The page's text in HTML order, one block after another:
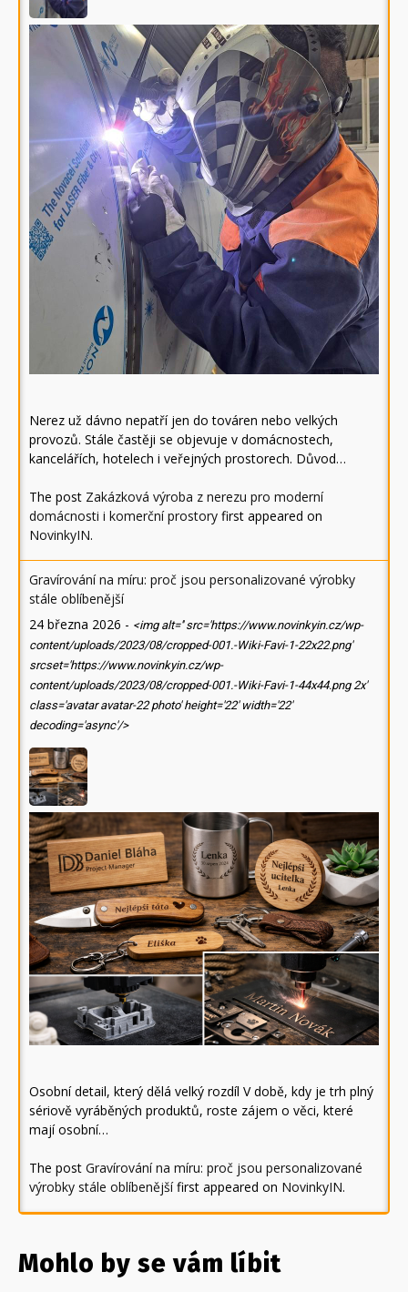
Nerez už dávno nepatří jen do továren nebo velkých
provozů. Stále častěji se objevuje v domácnostech,
kancelářích, hotelech i veřejných prostorech. Důvod…
The post Zakázková výroba z nerezu pro moderní
domácnosti i komerční prostory first appeared on
NovinkyIN.
Gravírování na míru: proč jsou personalizované výrobky
stále oblíbenější
24 března 2026 - <img alt='' src='https://www.novinkyin.cz/wp-
content/uploads/2023/08/cropped-001.-Wiki-Favi-1-22x22.png'
srcset='https://www.novinkyin.cz/wp-
content/uploads/2023/08/cropped-001.-Wiki-Favi-1-44x44.png 2x'
class='avatar avatar-22 photo' height='22' width='22'
decoding='async'/>
Osobní detail, který dělá velký rozdíl V době, kdy je trh plný
sériově vyráběných produktů, roste zájem o věci, které
mají osobní…
The post Gravírování na míru: proč jsou personalizované
výrobky stále oblíbenějšífirst appeared on NovinkyIN.
Mohlo by se vám líbit